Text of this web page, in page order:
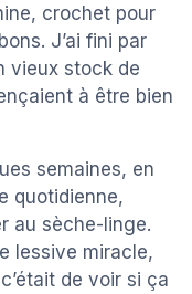
crochet pour
J’ai fini par
vieux stock de
à être bien
semaines, en
quotidienne,
au sèche-linge.
lessive miracle,
de voir si ça